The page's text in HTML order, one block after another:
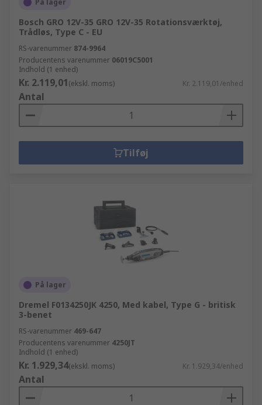
På lager
Bosch GRO 12V-35 GRO 12V-35 Rotationsværktøj,
Trådløs, Type C - EU
RS-varenummer 874-9964
Producentens varenummer 06019C5001
Indhold (1 enhed)
Kr. 2.119,01(ekskl. moms) Kr. 2.119,01/enhed
Antal
Tilføj
På lager
Dremel F0134250JK 4250, Med kabel, Type G - britisk
3-benet
RS-varenummer 469-647
Producentens varenummer 4250JT
Indhold (1 enhed)
Kr. 1.929,34(ekskl. moms) Kr. 1.929,34/enhed
Antal